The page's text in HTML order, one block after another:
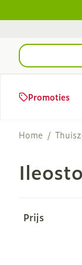
Product,
Promoties
Home /
Prijs